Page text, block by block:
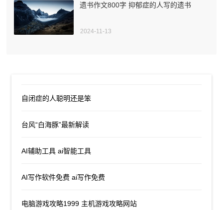
遗书作文800字 抑郁症的人写的遗书
2024-11-13
自闭症的人聪明还是笨
台风“白海豚”最新解读
AI辅助工具 ai智能工具
AI写作软件免费 ai写作免费
电脑游戏攻略1999 主机游戏攻略网站